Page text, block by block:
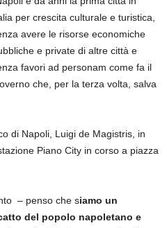
per crescita culturale e turistica,
avere le risorse economiche
e private di altre città e
favori ad personam come fa il
che, per la terza volta, salva
di Napoli, Luigi de Magistris, in
Piano City in corso a piazza
– penso che siamo un
del popolo napoletano e